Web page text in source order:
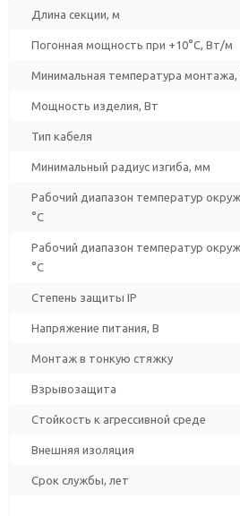
Длина секции, м
Погонная мощность при +10°С, Вт/м
Минимальная температура монтажа,
Мощность изделия, Вт
Тип кабеля
Минимальный радиус изгиба, мм
Рабочий диапазон температур
°C
Рабочий диапазон температур
°C
Степень защиты IP
Напряжение питания, В
Монтаж в тонкую стяжку
Взрывозащита
Стойкость к агрессивной среде
Внешняя изоляция
Срок службы, лет